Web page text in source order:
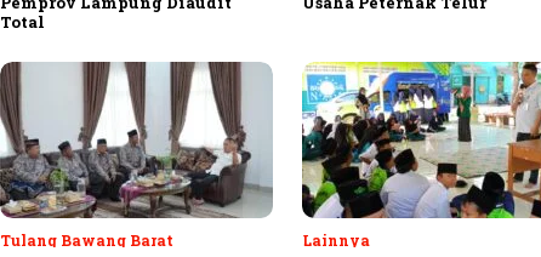
Total
Tulang Bawang Barat Lainnya